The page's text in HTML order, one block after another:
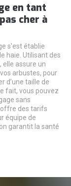
en tant
cher à
s'est établie
haie. Utilisant des
assure un
arbustes, pour
d’une taille de
fait, vous pouvez
sans
des tarifs
équipe de
garantit la santé